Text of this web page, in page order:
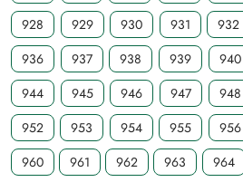
928
929 930 931 932
936
937 938 939 940
944
945 946 947 948
952
953 954 955 956
960
961 962 963 964